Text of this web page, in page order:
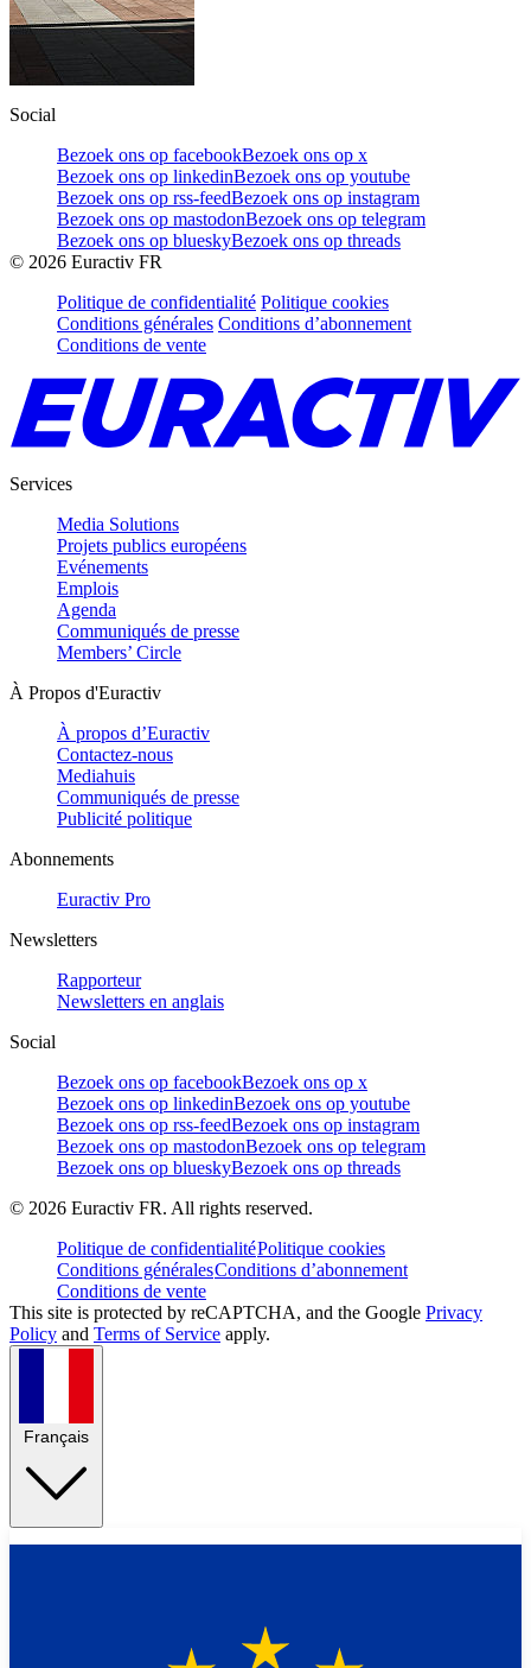
Social
Bezoek ons op facebookBezoek ons op x
Bezoek ons op linkedinBezoek ons op youtube
Bezoek ons op rss-feedBezoek ons op instagram
Bezoek ons op mastodonBezoek ons op telegram
Bezoek ons op blueskyBezoek ons op threads
© 2026 Euractiv FR
Politique de confidentialité Politique cookies
Conditions générales Conditions d’abonnement
Conditions de vente
Services
Media Solutions
Projets publics européens
Evénements
Emplois
Agenda
Communiqués de presse
Members’ Circle
À Propos d'Euractiv
À propos d’Euractiv
Contactez-nous
Mediahuis
Communiqués de presse
Publicité politique
Abonnements
Euractiv Pro
Newsletters
Rapporteur
Newsletters en anglais
Social
Bezoek ons op facebookBezoek ons op x
Bezoek ons op linkedinBezoek ons op youtube
Bezoek ons op rss-feedBezoek ons op instagram
Bezoek ons op mastodonBezoek ons op telegram
Bezoek ons op blueskyBezoek ons op threads
© 2026 Euractiv FR. All rights reserved.
Politique de confidentialitéPolitique cookies
Conditions généralesConditions d’abonnement
Conditions de vente
This site is protected by reCAPTCHA, and the Google Privacy
Policy and Terms of Service apply.
Français